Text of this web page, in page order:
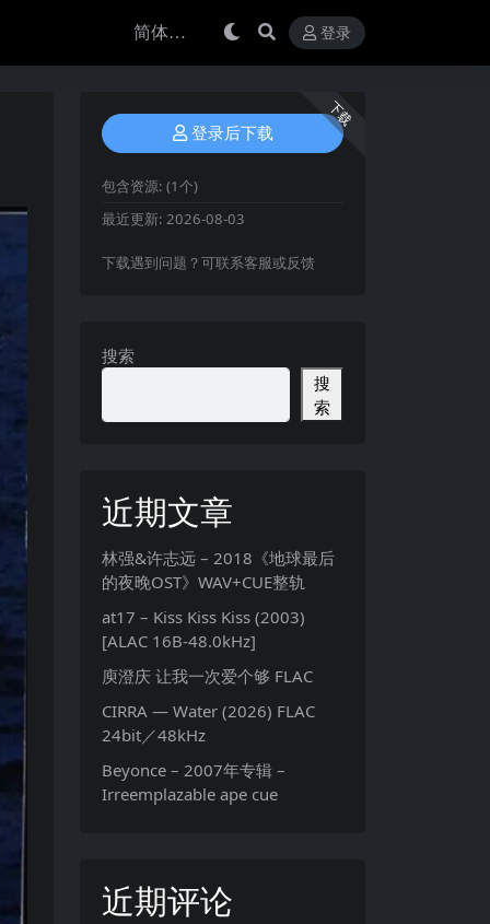
登录
下载
登录后下载
包含资源: (1个)
最近更新: 2026-08-03
下载遇到问题？可联系客服或反馈
搜索
搜
索
近期文章
林强&许志远 – 2018《地球最后
的夜晚OST》WAV+CUE整轨
at17 – Kiss Kiss Kiss (2003)
[ALAC 16B-48.0kHz]
庾澄庆 让我一次爱个够 FLAC
CIRRA — Water (2026) FLAC
24bit／48kHz
Beyonce – 2007年专辑 –
Irreemplazable ape cue
近期评论